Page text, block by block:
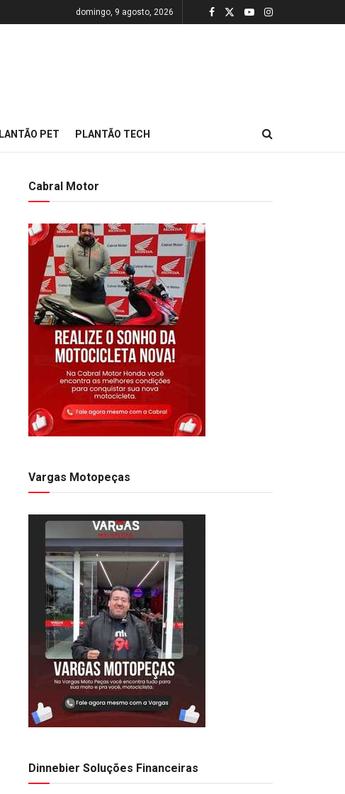
domingo, 9 agosto, 2026
PET PLANTÃO TECH
Cabral Motor
Vargas Motopeças
Dinnebier Soluções Financeiras